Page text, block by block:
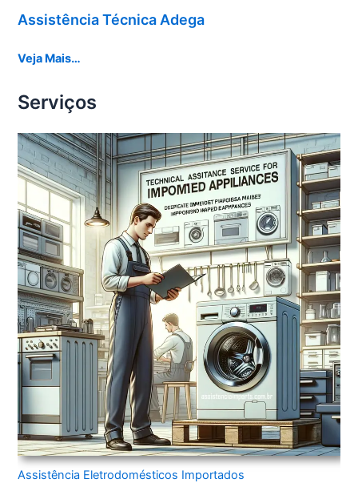
Assistência Técnica Adega
Veja Mais…
Serviços
Assistência Eletrodomésticos Importados